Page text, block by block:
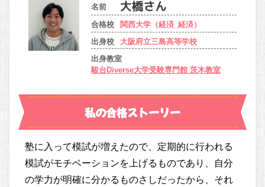
名前
合格校
関西大学（経済_経済）
出身校
大阪府立三島高等学校
出身教室
駿台Diverse大学受験専門館 茨木教室
私の合格ストーリー
塾に入って模試が増えたので、定期的に行われる
模試がモチベーションを上げるものであり、自分
の学力が明確に分かるものさしだったから、それ